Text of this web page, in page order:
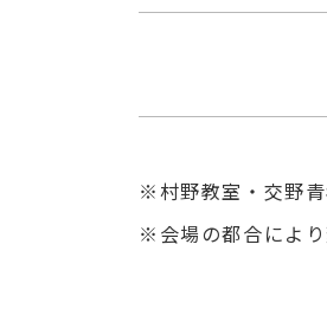
村野教室・交野
会場の都合によ